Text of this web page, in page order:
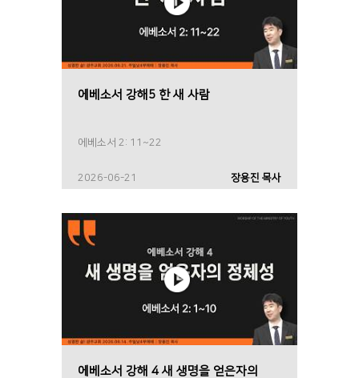
에베소서 강해5 한 새 사람
에베소서 2: 11~22
2026-06-21 장용진 목사
에베소서 강해 4 새 생명을 얻은자의